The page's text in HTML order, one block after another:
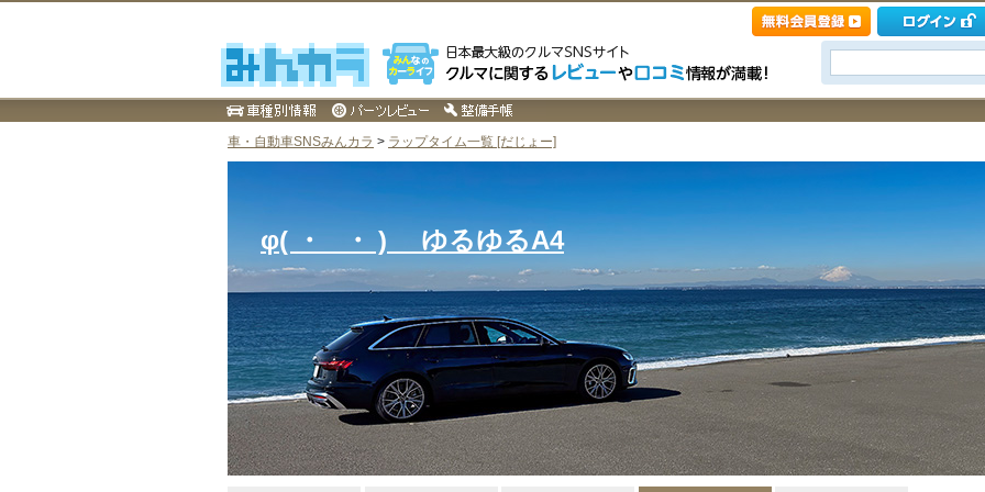
車・自動車SNSみんカラ > ラップタイム一覧 [だじょー]
φ( ・ _・ ) ゆるゆるA4